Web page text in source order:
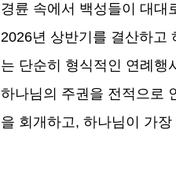
경륜 속에서 백성들이 대대
2026년 상반기를 결산하고
는 단순히 형식적인 연례행
하나님의 주권을 전적으로
을 회개하고, 하나님이 가